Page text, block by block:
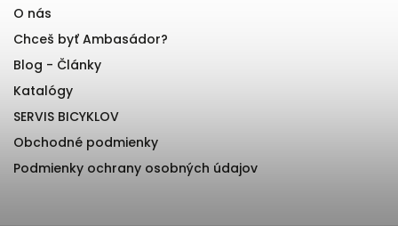
O nás
Chceš byť Ambasádor?
Blog - Články
Katalógy
SERVIS BICYKLOV
Obchodné podmienky
Podmienky ochrany osobných údajov